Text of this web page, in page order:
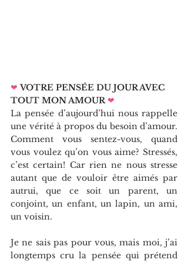
❤ VOTRE PENSÉE DU JOUR AVEC
TOUT MON AMOUR ❤
La pensée d’aujourd’hui nous rappelle
une vérité à propos du besoin d’amour.
Comment vous sentez-vous, quand
vous voulez qu’on vous aime? Stressés,
c’est certain! Car rien ne nous stresse
autant que de vouloir être aimés par
autrui, que ce soit un parent, un
conjoint, un enfant, un lapin, un ami,
un voisin.
Je ne sais pas pour vous, mais moi, j’ai
longtemps cru la pensée qui prétend